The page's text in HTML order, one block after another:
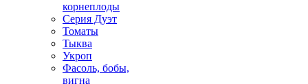
корнеплоды
Серия Дуэт
Томаты
Тыква
Укроп
Фасоль, бобы,
вигна